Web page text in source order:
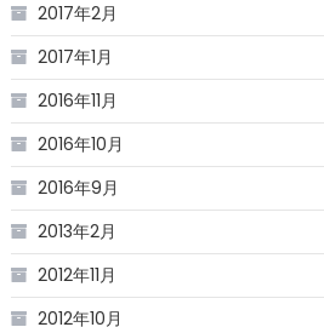
2017年2月
2017年1月
2016年11月
2016年10月
2016年9月
2013年2月
2012年11月
2012年10月